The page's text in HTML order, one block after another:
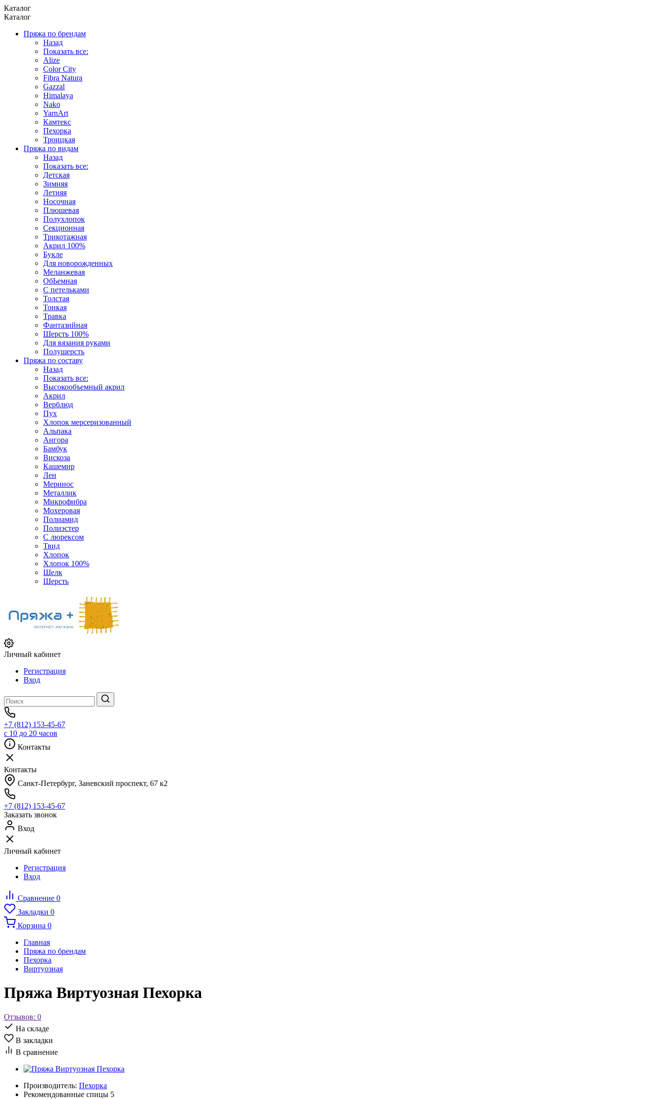
Каталог
Каталог
Пряжа по брендам
Назад
Показать все:
Alize
Color City
Fibra Natura
Gazzal
Himalaya
Nako
YarnArt
Камтекс
Пехорка
Троицкая
Пряжа по видам
Назад
Показать все:
Детская
Зимняя
Летняя
Носочная
Плюшевая
Полухлопок
Секционная
Трикотажная
Акрил 100%
Букле
Для новорожденных
Меланжевая
ОбЬемная
С петельками
Толстая
Тонкая
Травка
Фантазийная
Шерсть 100%
Для вязания руками
Полушерсть
Пряжа по составу
Назад
Показать все:
Высокообъемный акрил
Акрил
Верблюд
Пух
Хлопок мерсеризованный
Альпака
Ангора
Бамбук
Вискоза
Кашемир
Лен
Меринос
Металлик
Микрофибра
Мохеровая
Полиамид
Полиэстер
С люрексом
Твид
Хлопок
Хлопок 100%
Шелк
Шерсть
Личный кабинет
Регистрация
Вход
+7 (812) 153-45-67
с 10 до 20 часов
Контакты
Контакты
Санкт-Петербург, ​Заневский проспект, 67 к2
+7 (812) 153-45-67
Заказать звонок
Вход
Личный кабинет
Регистрация
Вход
Сравнение 0
Закладки 0
Корзина 0
Главная
Пряжа по брендам
Пехорка
Виртуозная
Пряжа Виртуозная Пехорка
Отзывов: 0
На складе
В закладки
В сравнение
Производитель: Пехорка
Рекомендованные спицы 5